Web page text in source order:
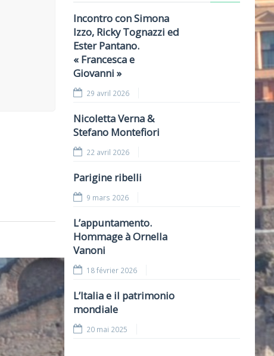
Incontro con Simona
Izzo, Ricky Tognazzi ed
Ester Pantano.
« Francesca e
Giovanni »
29 avril 2026
Nicoletta Verna &
Stefano Montefiori
22 avril 2026
Parigine ribelli
9 mars 2026
L’appuntamento.
Hommage à Ornella
Vanoni
18 février 2026
L’Italia e il patrimonio
mondiale
20 mai 2025